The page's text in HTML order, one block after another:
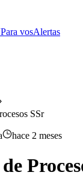
Para vosAlertas
SSr
hace 2 meses